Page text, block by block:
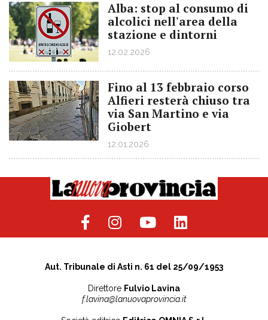
Alba: stop al consumo di
alcolici nell'area della
stazione e dintorni
12.02.2026
Fino al 13 febbraio corso
Alfieri resterà chiuso tra
via San Martino e via
Giobert
12.01.2026
Aut. Tribunale di Asti n. 61 del 25/09/1953
Direttore Fulvio Lavina
f.lavina@lanuovaprovincia.it